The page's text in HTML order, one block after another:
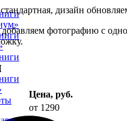
дизайн
фотографию с
Цена, руб.
от 1290